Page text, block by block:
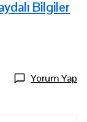
Bilgiler
Yorum Yap